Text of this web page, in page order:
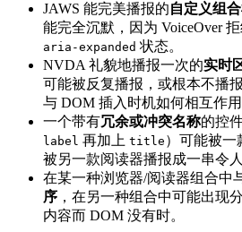
JAWS 能完美播报的自定义组
能完全沉默，因为 VoiceOver
aria-expanded 状态。
NVDA 礼貌地播报一次的实时
可能被反复播报，或根本不播
与 DOM 插入时机如何相互作用
一个带有冗余或冲突名称的控
label 再加上 title ）可能被一
被另一款阅读器播报成一串令
在某一种浏览器/阅读器组合中
序 ，在另一种组合中可能出现
内容而 DOM 没有时。